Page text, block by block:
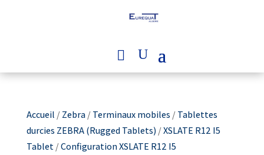
Accueil /Zebra/Terminaux mobiles /Tablettes
durcies ZEBRA (Rugged Tablets)/XSLATE R12 I5
Tablet/Configuration XSLATE R12 I5